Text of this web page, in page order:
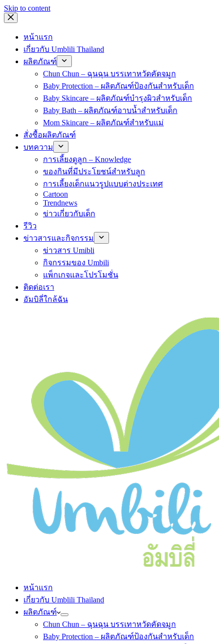
Skip to content
หน้าแรก
เกี่ยวกับ Umblili Thailand
ผลิตภัณฑ์
Chun Chun – ฉุนฉุน บรรเทาหวัดคัดจมูก
Baby Protection – ผลิตภัณฑ์ป้องกันสำหรับเด็ก
Baby Skincare – ผลิตภัณฑ์บำรุงผิวสำหรับเด็ก
Baby Bath – ผลิตภัณฑ์อาบน้ำสำหรับเด็ก
Mom Skincare – ผลิตภัณฑ์สำหรับแม่
สั่งซื้อผลิตภัณฑ์
บทความ
การเลี้ยงดูลูก – Knowledge
ของกินที่มีประโยชน์สำหรับลูก
การเลี้ยงเด็กแนวรูปแบบต่างประเทศ
Cartoon
Trendnews
ข่าวเกี่ยวกับเด็ก
รีวิว
ข่าวสารและกิจกรรม
ข่าวสาร Umibli
กิจกรรมของ Umbili
แพ็กเกจและโปรโมชั่น
ติดต่อเรา
อัมบิลี่ใกล้ฉัน
หน้าแรก
เกี่ยวกับ Umblili Thailand
ผลิตภัณฑ์
Chun Chun – ฉุนฉุน บรรเทาหวัดคัดจมูก
Baby Protection – ผลิตภัณฑ์ป้องกันสำหรับเด็ก